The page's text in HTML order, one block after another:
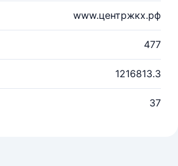
www.центржкх.рф
477
1216813.3
37